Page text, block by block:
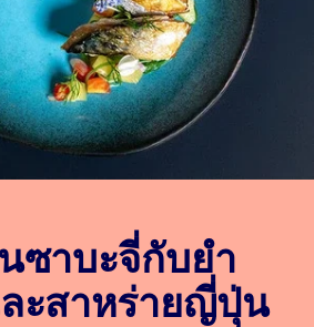
ซาบะจี่กับยำ
ะสาหร่ายญี่ปุ่น